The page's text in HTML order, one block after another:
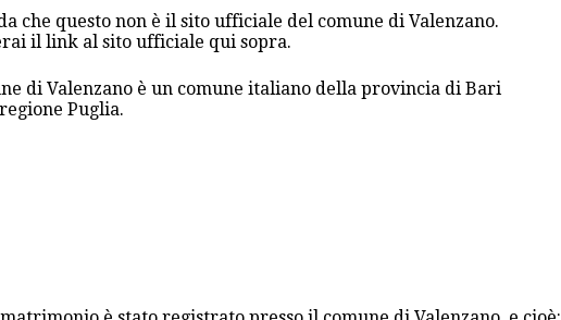
che questo non è il sito ufficiale del comune di Valenzano.
il link al sito ufficiale qui sopra.
di Valenzano è un comune italiano della provincia di Bari
Puglia.